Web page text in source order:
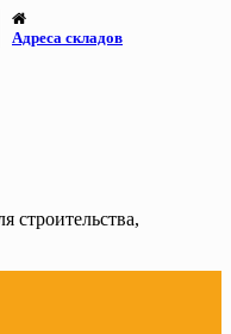
Адреса складов
строительства,